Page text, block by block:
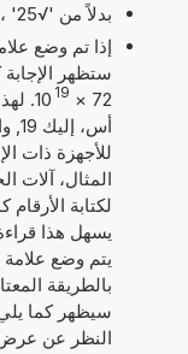
بدلاً من '√25' ، يمكن كتابة 'sqrt 25'.
إذا تم وضع
72
×
10 19
.
للأجهزة ذات
المثال، آلات
يسهل هذا قراءة
يتم وضع علامة
بالطريقة
النظر عن عرض